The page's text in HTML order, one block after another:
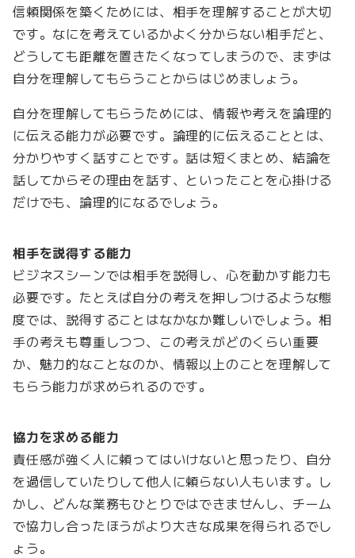
信頼関係を築くためには、相手を理解することが大切
です。なにを考えているかよく分からない相手だと、
どうしても距離を置きたくなってしまうので、まずは
自分を理解してもらうことからはじめましょう。
自分を理解してもらうためには、情報や考えを論理的
に伝える能力が必要です。論理的に伝えることとは、
分かりやすく話すことです。話は短くまとめ、結論を
話してからその理由を話す、といったことを心掛ける
だけでも、論理的になるでしょう。
相手を説得する能力
ビジネスシーンでは相手を説得し、心を動かす能力も
必要です。たとえば自分の考えを押しつけるような態
度では、説得することはなかなか難しいでしょう。相
手の考えも尊重しつつ、この考えがどのくらい重要
か、魅力的なことなのか、情報以上のことを理解して
もらう能力が求められるのです。
協力を求める能力
責任感が強く人に頼ってはいけないと思ったり、自分
を過信していたりして他人に頼らない人もいます。し
かし、どんな業務もひとりではできませんし、チーム
で協力し合ったほうがより大きな成果を得られるでし
ょう。